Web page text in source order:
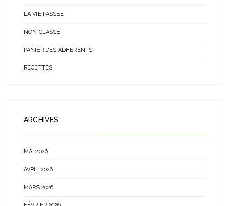
LA VIE PASSÉE
NON CLASSÉ
PANIER DES ADHÉRENTS
RECETTES
ARCHIVES
MAI 2026
AVRIL 2026
MARS 2026